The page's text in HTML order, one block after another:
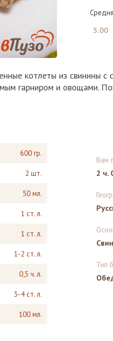
5.00
котлеты из свинины с
гарниром и овощами.
600 гр.
2 шт.
50 мл.
1 ст. л.
1 ст. л.
1-2 ст. л.
0,5 ч. л.
3-4 ст. л.
100 мл.
Вам
2 ч.
Тип